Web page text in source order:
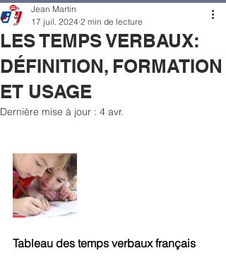
LES TEMPS VERBAUX:
DÉFINITION, FORMATION
ET USAGE
Jean Martin
17 juil. 2024 2 min de lecture
Dernière mise à jour : 4 avr.
Tableau des temps verbaux français